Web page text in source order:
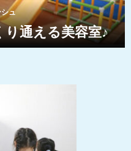
ュ
通える美容室♪